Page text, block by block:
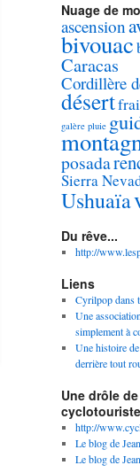
Nuage de
ascension
bivouac
Caracas
Cordillère
désert
galère pluie
posada
Sierra
Ushuaïa
Du rêve...
http://
Liens
Cyrilpop dans
Une
simplement à
Une histoire
derrière tout
Une drôle
http://
Le blog de
Le blog de